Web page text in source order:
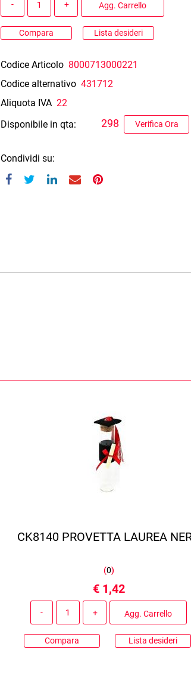
Agg. Carrello
Compara Lista desideri
Codice Articolo 8000713000221
Codice alternativo 431712
Aliquota IVA 22
Disponibile in qta:
Verifica Ora
298
Condividi su:
CK8140 PROVETTA LAUREA
(0)
€ 1,42
Agg. Carrello
Compara Lista desideri